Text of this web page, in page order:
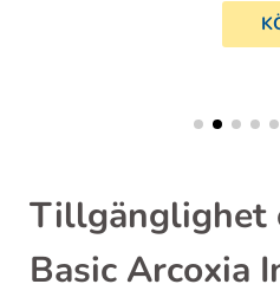
KÖP
Tillgänglighet
Basic Arcoxia